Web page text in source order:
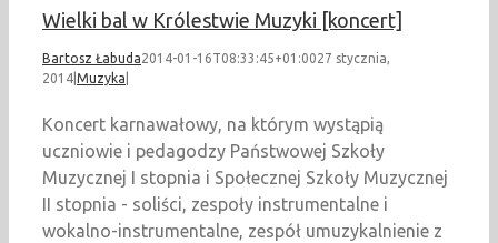
Wielki bal w Królestwie Muzyki [koncert]
Bartosz Łabuda2014-01-16T08:33:45+01:0027 stycznia,
2014 Muzyka
Koncert karnawałowy, na którym wystąpią
uczniowie i pedagodzy Państwowej Szkoły
Muzycznej I stopnia i Społecznej Szkoły Muzycznej
II stopnia - soliści, zespoły instrumentalne i
wokalno-instrumentalne, zespół umuzykalnienie z